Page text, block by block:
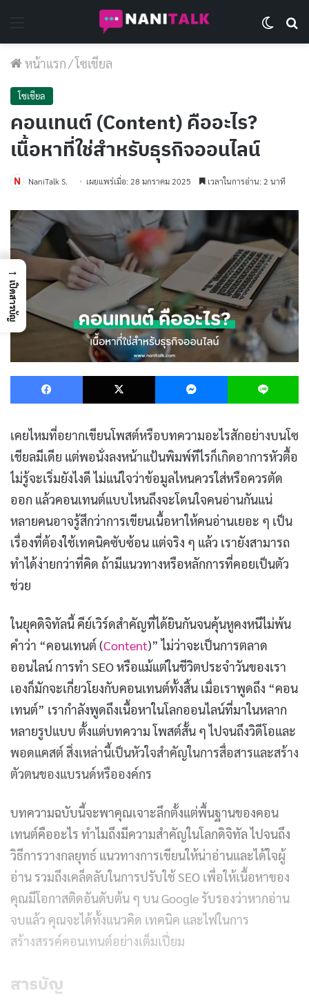
หน้าแรก/โซเชียล
โซเชียล
คอนเทนต์ (Content) คืออะไร?
เนื้อหาที่ใช่สำหรับธุรกิจออนไลน์
NaniTalk S. เผยแพร่เมื่อ: 28 มกราคม 2025 เวลาในการอ่าน: 2 นาที
Facebook X Messenger
เคยไหมที่อยากเขียนโพสต์หรือบทความอะไรสักอย่างบนโซ
เชียลมีเดีย แต่พอนั่งลงหน้าแป้นพิมพ์ทีไรก็เกิดอาการหัวตื้อ
ไม่รู้จะเริ่มยังไงดี ไม่แน่ใจว่าข้อมูลไหนควรใส่หรือควรตัด
ออก แล้วคอนเทนต์แบบไหนถึงจะโดนใจคนอ่านกันแน่
หลายคนอาจรู้สึกว่าการเขียนเนื้อหาให้คนอ่านเยอะ ๆ เป็น
เรื่องที่ต้องใช้เทคนิคซับซ้อน แต่จริง ๆ แล้ว เรายังสามารถ
ทำได้ง่ายกว่าที่คิด ถ้ามีแนวทางหรือหลักการที่คอยเป็นตัว
ช่วย
ในยุคดิจิทัลนี้ คีย์เวิร์ดสำคัญที่ได้ยินกันจนคุ้นหูคงหนีไม่พ้น
คำว่า “คอนเทนต์ (Content)” ไม่ว่าจะเป็นการตลาด
ออนไลน์ การทำ SEO หรือแม้แต่ในชีวิตประจำวันของเรา
เองก็มักจะเกี่ยวโยงกับคอนเทนต์ทั้งสิ้น เมื่อเราพูดถึง “คอน
เทนต์” เรากำลังพูดถึงเนื้อหาในโลกออนไลน์ที่มาในหลาก
หลายรูปแบบ ตั้งแต่บทความ โพสต์สั้น ๆ ไปจนถึงวิดีโอและ
พอดแคสต์ สิ่งเหล่านี้เป็นหัวใจสำคัญในการสื่อสารและสร้าง
ตัวตนของแบรนด์หรือองค์กร
บทความฉบับนี้จะพาคุณเจาะลึกตั้งแต่พื้นฐานของคอน
เทนต์คืออะไร ทำไมถึงมีความสำคัญในโลกดิจิทัล ไปจนถึง
วิธีการวางกลยุทธ์ แนวทางการเขียนให้น่าอ่านและได้ใจผู้
อ่าน รวมถึงเคล็ดลับในการปรับใช้ SEO เพื่อให้เนื้อหาของ
คุณมีโอกาสติดอันดับต้น ๆ บน Google รับรองว่าหากอ่าน
จบแล้ว คุณจะได้ทั้งแนวคิด เทคนิค และไฟในการ
สร้างสรรค์คอนเทนต์อย่างเต็มเปี่ยม
สารบัญ
→
เปิดสารบัญ